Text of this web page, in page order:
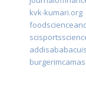
kvk-kumari.org